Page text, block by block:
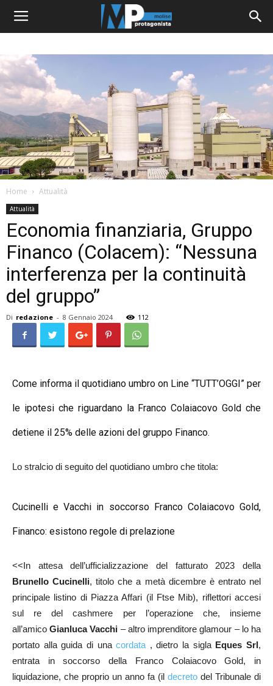
Home Attualità
Attualità
Economia finanziaria, Gruppo
Financo (Colacem): “Nessuna
interferenza per la continuità
del gruppo”
Di redazione - 8 Gennaio 2024 112
Come informa il quotidiano umbro on Line “TUTT’OGGI” per
le ipotesi che riguardano la Franco Colaiacovo Gold che
detiene il 25% delle azioni del gruppo Financo.
Lo stralcio di seguito del quotidiano umbro che titola:
Cucinelli e Vacchi in soccorso Franco Colaiacovo Gold,
Financo: esistono regole di prelazione
<<In attesa dell’ufficializzazione del fatturato 2023 della
Brunello Cucinelli, titolo che a metà dicembre è entrato nel
principale listino di Piazza Affari (il Ftse Mib), riflettori accesi
sul re del cashmere per l’operazione che, insieme
all’amicoGianluca Vacchi – altro imprenditore glamour – lo ha
portato alla guida di unacordata , dietro la sigla Eques Srl,
entrata in soccorso della Franco Colaiacovo Gold, in
liquidazione, che proprio un anno fa (il decreto del Tribunale di